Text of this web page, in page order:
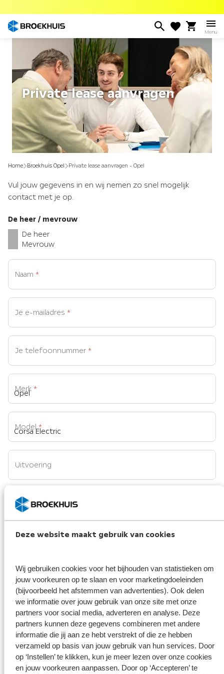
Deze website maakt gebruik van cookies
Wij gebruiken cookies voor het bijhouden van statistieken om
jouw voorkeuren op te slaan en voor marketingdoeleinden
(bijvoorbeeld het afstemmen van advertenties). Ook delen
we informatie over jouw gebruik van onze site met onze
partners voor social media, adverteren en analyse. Deze
partners kunnen deze gegevens combineren met andere
informatie die jij aan ze hebt verstrekt of die ze hebben
verzameld op basis van jouw gebruik van hun services. Door
op ‘Instellen’ te klikken, kun je meer lezen over onze cookies
en jouw voorkeuren aanpassen. Door op ‘Accepteren’ te
naar
Menu
Private lease aanvragen
Home Broekhuis Opel Private lease aanvragen - Opel
Vul jouw gegevens in en wij nemen zo snel mogelijk
contact met je op.
De heer / mevrouw
De heer
Mevrouw
Naam *
Je e-mailadres *
Je telefoonnummer *
Merk *
Model*
Uitvoering
Opmerking/vraag
Broekhuis borgt je privacy *
Ik ga er mee akkoord dat mijn gegevens enkel worden opgeslagen en
gebruikt voor de doeleinden van dit formulier. Mijn gegevens
worden niet aan derden ter beschikking gesteld. Meer weten?
Bekijk ons privacy statement
Verzenden